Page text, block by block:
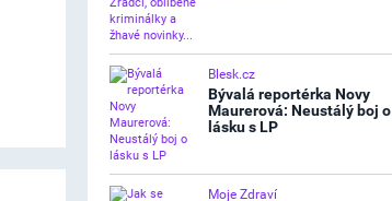
Blesk.cz
Bývalá reportérka Novy
Maurerová: Neustálý boj o
lásku s LP
Moje Zdraví